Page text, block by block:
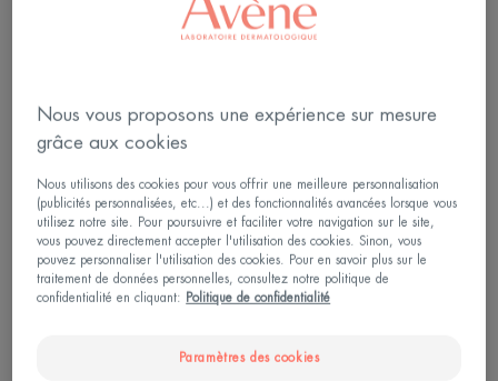
Nous vous proposons une expérience sur mesure
grâce aux cookies
Nous utilisons des cookies pour vous offrir une meilleure personnalisation
(publicités personnalisées, etc...) et des fonctionnalités avancées lorsque vous
utilisez notre site. Pour poursuivre et faciliter votre navigation sur le site,
vous pouvez directement accepter l'utilisation des cookies. Sinon, vous
pouvez personnaliser l'utilisation des cookies. Pour en savoir plus sur le
traitement de données personnelles, consultez notre politique de
confidentialité en cliquant:
Politique de confidentialité
Paramètres des cookies